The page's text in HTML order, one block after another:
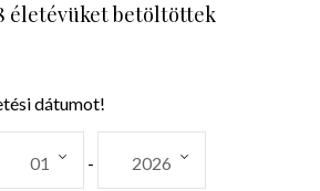
életévüket betöltöttek
dátumot!
-